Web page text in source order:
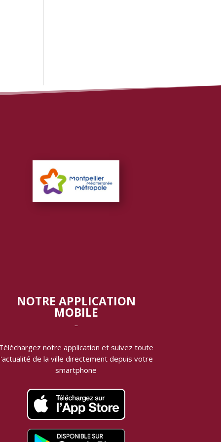
NOTRE APPLICATION
MOBILE
‾
notre application et suivez toute
de la ville directement depuis votre
smartphone